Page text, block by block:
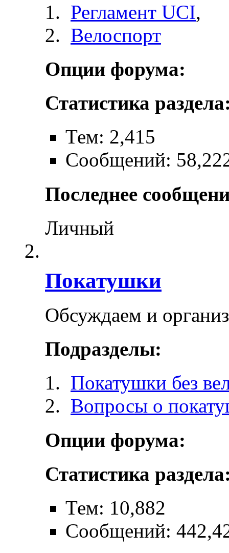
Регламент UCI,
Велоспорт
Опции форума:
Статистика
Тем: 2,415
Сообщений:
Последнее
Личный
Покатушки
Обсуждаем и
Подразделы:
Покатушки без
Вопросы о
Опции форума:
Статистика
Тем: 10,882
Сообщений: